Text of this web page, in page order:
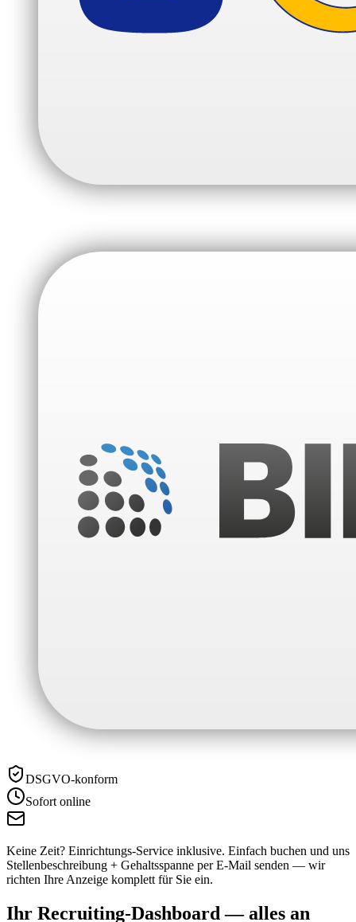
DSGVO-konform
Sofort online
Keine Zeit? Einrichtungs-Service inklusive. Einfach buchen und uns
Stellenbeschreibung + Gehaltsspanne per E-Mail senden — wir
richten Ihre Anzeige komplett für Sie ein.
Ihr Recruiting-Dashboard — alles an